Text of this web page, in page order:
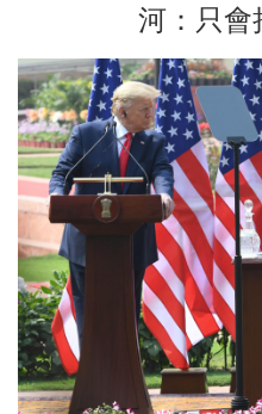
河：只會